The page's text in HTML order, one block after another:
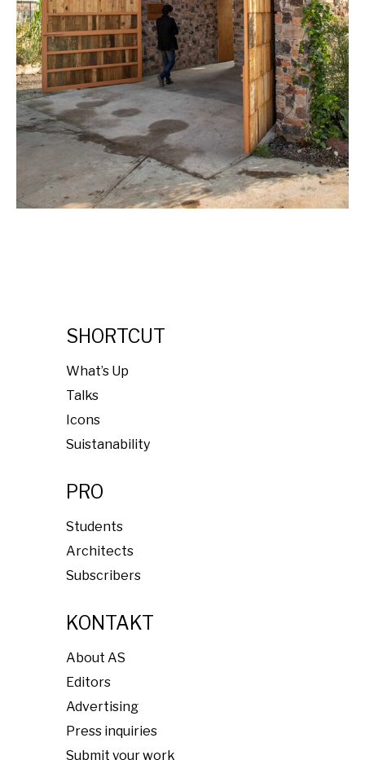
SHORTCUT
What’s Up
Talks
Icons
Suistanability
PRO
Students
Architects
Subscribers
KONTAKT
About AS
Editors
Advertising
Press inquiries
Submit your work